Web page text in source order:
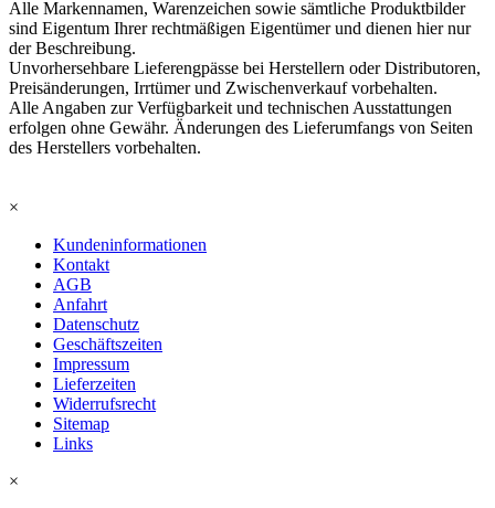
Alle Markennamen, Warenzeichen sowie sämtliche Produktbilder
sind Eigentum Ihrer rechtmäßigen Eigentümer und dienen hier nur
der Beschreibung.
Unvorhersehbare Lieferengpässe bei Herstellern oder Distributoren,
Preisänderungen, Irrtümer und Zwischenverkauf vorbehalten.
Alle Angaben zur Verfügbarkeit und technischen Ausstattungen
erfolgen ohne Gewähr. Änderungen des Lieferumfangs von Seiten
des Herstellers vorbehalten.
×
Kundeninformationen
Kontakt
AGB
Anfahrt
Datenschutz
Geschäftszeiten
Impressum
Lieferzeiten
Widerrufsrecht
Sitemap
Links
×